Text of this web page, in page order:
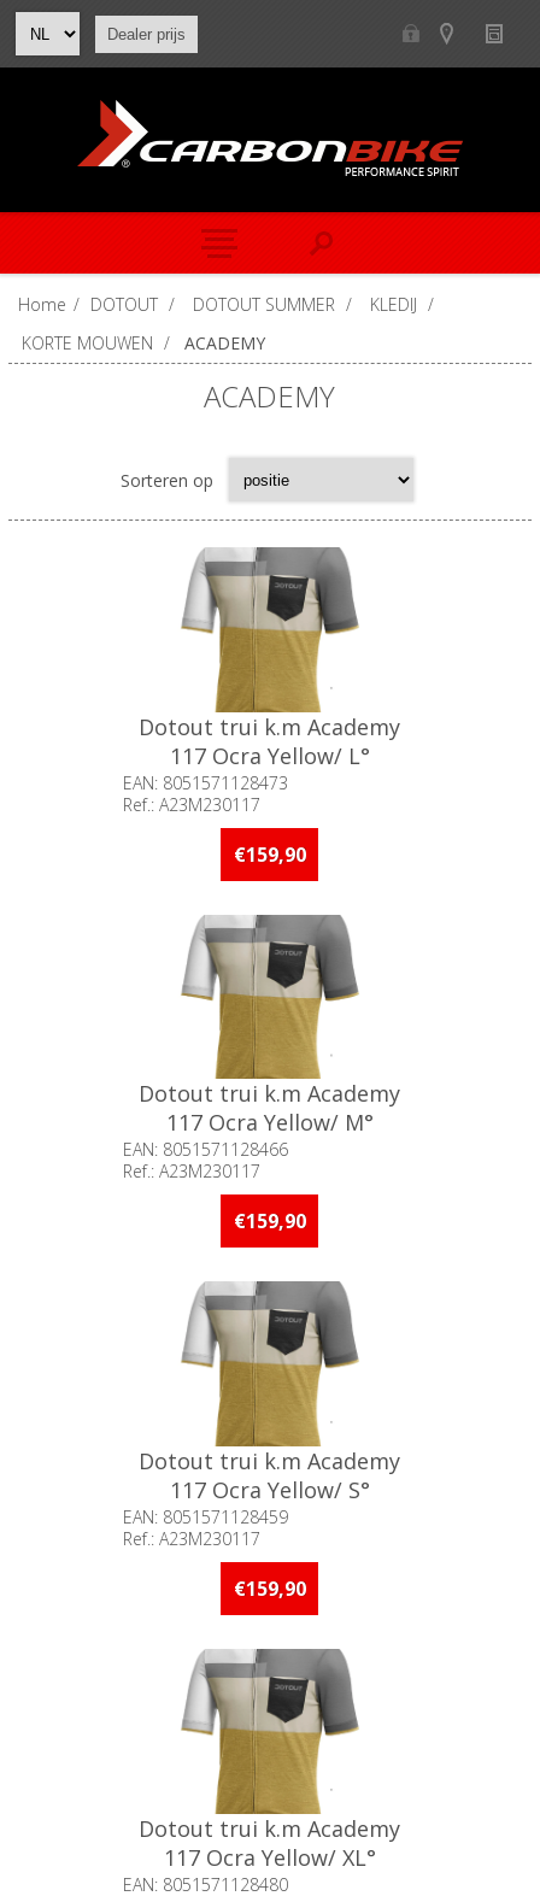
Dealer prijs
Home / DOTOUT / DOTOUT SUMMER / KLEDIJ /
KORTE MOUWEN / ACADEMY
ACADEMY
Sorteren op
Dotout trui k.m Academy
117 Ocra Yellow/ L°
EAN: 8051571128473
Ref.: A23M230117
Beschikbaarheid:: 5 stuks of
meer op voorraad
€159,90
Dotout trui k.m Academy
117 Ocra Yellow/ M°
EAN: 8051571128466
Ref.: A23M230117
Beschikbaarheid:: Minder dan 5
stuks op voorraad
€159,90
Dotout trui k.m Academy
117 Ocra Yellow/ S°
EAN: 8051571128459
Ref.: A23M230117
Beschikbaarheid:: Minder dan 5
stuks op voorraad
€159,90
Dotout trui k.m Academy
117 Ocra Yellow/ XL°
EAN: 8051571128480